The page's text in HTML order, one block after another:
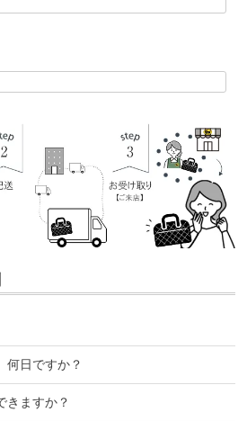
日ですか？
ますか？